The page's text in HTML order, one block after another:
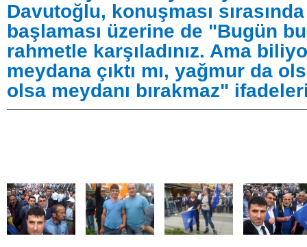
Davutoğlu, konuşması
başlaması üzerine de "Bugün
rahmetle karşıladınız. Ama
meydana çıktı mı, yağmur da
olsa meydanı bırakmaz"